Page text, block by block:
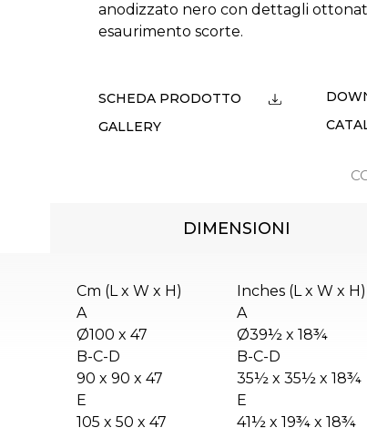
anodizzato nero con dettagli
esaurimento scorte.
SCHEDA PRODOTTO
GALLERY
DIMENSIONI
Cm (L x W x H)
A
Ø100 x 47
B-C-D
90 x 90 x 47
E
105 x 50 x 47
Inches (L x W x H)
A
Ø39½ x 18¾
B-C-D
35½ x 35½ x 18¾
E
41½ x 19¾ x 18¾